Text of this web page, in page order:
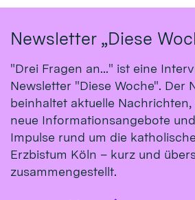
Newsletter „Diese
"Drei Fragen an..." ist eine
Newsletter "Diese Woche". Der
beinhaltet aktuelle
neue Informationsangebote
Impulse rund um die
Erzbistum Köln – kurz und
zusammengestellt.